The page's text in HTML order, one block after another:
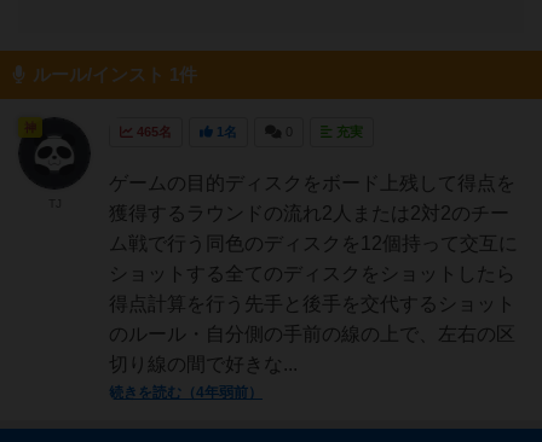
ルール/インスト 1件
465名 1名 充実
ゲームの目的ディスクをボード上残して得点を
獲得するラウンドの流れ2人または2対2のチー
ム戦で行う同色のディスクを12個持って交互に
ショットする全てのディスクをショットしたら
得点計算を行う先手と後手を交代するショット
のルール・自分側の手前の線の上で、左右の区
切り線の間で好きな...
続きを読む（4年弱前）